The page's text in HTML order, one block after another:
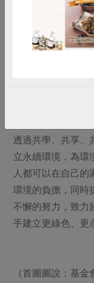
動計畫，鼓勵人
利用，把生活垃
少廢棄物，還降
透過共學、共享、
立永續環境，為環
人都可以在自己
環境的負擔，同時
不懈的努力，致力
手建立更綠色、更
（首圖圖說：基